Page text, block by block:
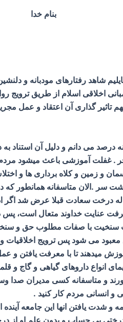
بنام خدا
شاهد رفتارهای مودبانه و
اخلاقی اسلام از طریق ترویج
تاثیر گذاری آن اعتقاد و
درصد می دانم و دلیل آن
و دوم آیات ۷ تا ۱۴ سوره مبارکه فجر .
زمین و کلاه برداری ها و
.الان متاسفانه همانطور که در
درخت سعادت قبلا عرض شد اگر
خداوند متعال است، پس
با صفات مطلوب حق و
شود پس ترویج اخلاقیات و
میدهند تا با معرفت یافتن و
انواع داروهای گیاهی و
و متاسفانه کسی مدیران
و انسانی مردم کار کنید .
و شدت یافتن انها این جامعه